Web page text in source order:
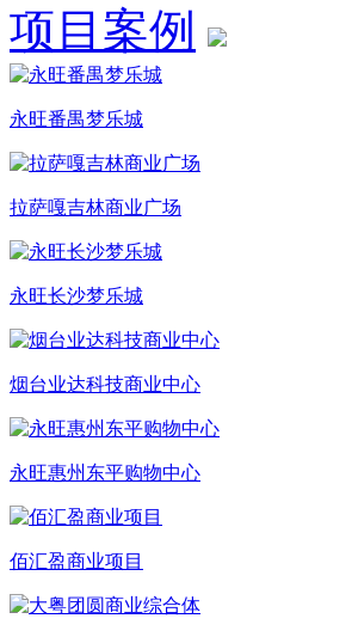
项目案例
永旺番禺梦乐城
拉萨嘎吉林商业广场
永旺长沙梦乐城
烟台业达科技商业中心
永旺惠州东平购物中心
佰汇盈商业项目